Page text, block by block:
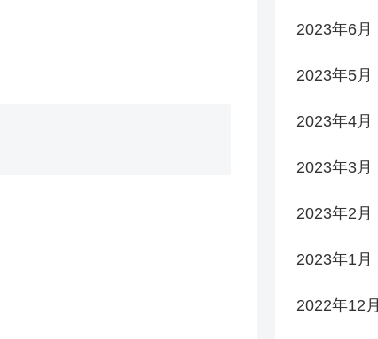
2023年6月
2023年5月
2023年4月
2023年3月
2023年2月
2023年1月
2022年12月